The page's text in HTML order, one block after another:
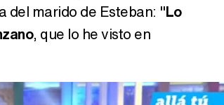
del marido de Esteban: "Lo
, que lo he visto en